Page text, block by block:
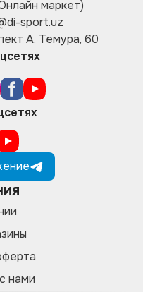
маркет)
sport.uz
А. Темура, 60
нами